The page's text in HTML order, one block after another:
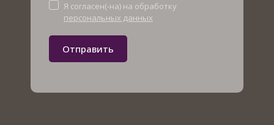
Отправить
Я согласен(-на) на обработку
персональных данных